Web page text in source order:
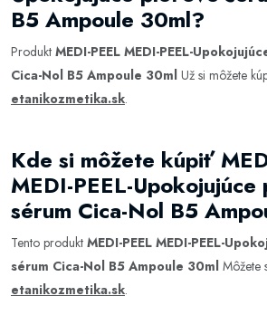
B5 Ampoule 30ml?
Produkt MEDI-PEEL MEDI-PEEL-
Cica-Nol B5 Ampoule 30ml Už si môžete
etanikozmetika.sk.
Kde si môžete kúpiť
MEDI-PEEL-
sérum Cica-Nol B5
Tento produkt MEDI-PEEL MEDI-PEEL-
sérum Cica-Nol B5 Ampoule 30ml Môžete
etanikozmetika.sk.